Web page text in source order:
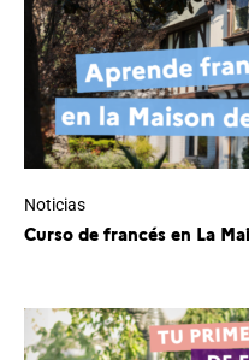
Noticias
Curso de francés en La